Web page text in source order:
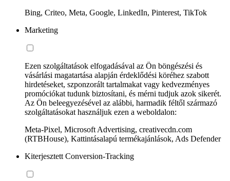
Bing, Criteo, Meta, Google, LinkedIn, Pinterest, TikTok
Marketing
Ezen szolgáltatások elfogadásával az Ön böngészési és
vásárlási magatartása alapján érdeklődési köréhez szabott
hirdetéseket, szponzorált tartalmakat vagy kedvezményes
promóciókat tudunk biztosítani, és mérni tudjuk azok sikerét.
Az Ön beleegyezésével az alábbi, harmadik féltől származó
szolgáltatásokat használjuk ezen a weboldalon:
Meta-Pixel, Microsoft Advertising, creativecdn.com
(RTBHouse), Kattintásalapú termékajánlások, Ads Defender
Kiterjesztett Conversion-Tracking